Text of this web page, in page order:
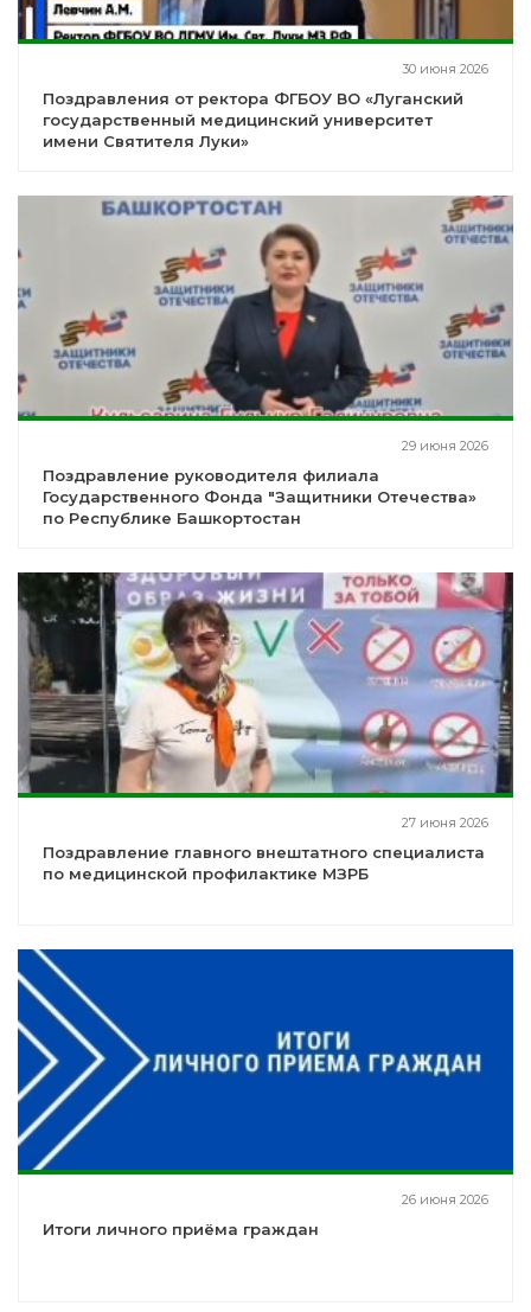
30 июня 2026
Поздравления от ректора ФГБОУ ВО «Луганский
государственный медицинский университет
имени Святителя Луки»
29 июня 2026
Поздравление руководителя филиала
Государственного Фонда "Защитники Отечества»
по Республике Башкортостан
27 июня 2026
Поздравление главного внештатного специалиста
по медицинской профилактике МЗРБ
26 июня 2026
Итоги личного приёма граждан